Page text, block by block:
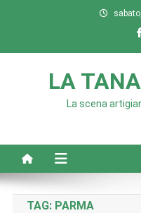
LA
La scena
TAG: PARMA